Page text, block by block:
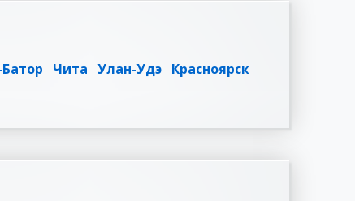
Чита Улан-Удэ Красноярск